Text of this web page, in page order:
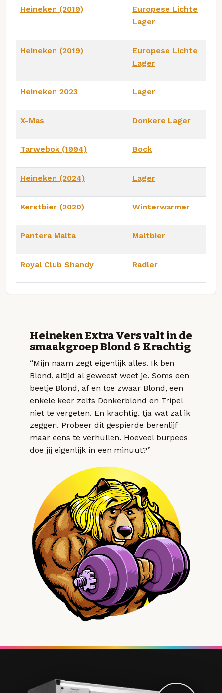
Heineken (2019)
Europese Lichte
Lager
Heineken (2019)
Europese Lichte
Lager
Heineken 2023 Lager
X-Mas Donkere Lager
Tarwebok (1994) Bock
Heineken (2024) Lager
Kerstbier (2020) Winterwarmer
Pantera Malta Maltbier
Royal Club Shandy Radler
Heineken Extra Vers valt in de
smaakgroep Blond & Krachtig
“Mijn naam zegt eigenlijk alles. Ik ben
Blond, altijd al geweest weet je. Soms een
beetje Blond, af en toe zwaar Blond, een
enkele keer zelfs Donkerblond en Tripel
niet te vergeten. En krachtig, tja wat zal ik
zeggen. Probeer dit gespierde berenlijf
maar eens te verhullen. Hoeveel burpees
doe jij eigenlijk in een minuut?”